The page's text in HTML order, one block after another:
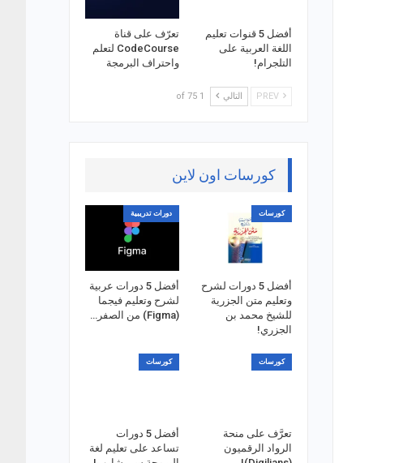
أفضل 5 قنوات تعليم
اللغة العربية على
التلجرام!
تعرّف على قناة
CodeCourse لتعلم
واحتراف البرمجة
التالي 1 of 75
كورسات اون لاين
كورسات
أفضل 5 دورات لشرح
وتعليم متن الجزرية
للشيخ محمد بن
الجزري!
دورات تدريبية
أفضل 5 دورات عربية
لشرح وتعليم فيجما
(Figma) من الصفر…
كورسات
تعرَّف على منحة
الرواد الرقميون
كورسات
أفضل 5 دورات
تساعد على تعليم لغة